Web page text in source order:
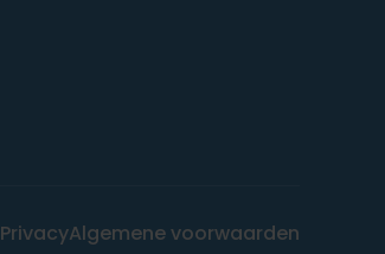
PrivacyAlgemene voorwaarden